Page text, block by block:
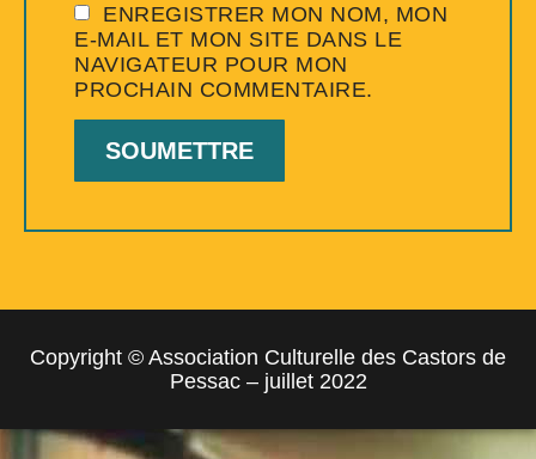
ENREGISTRER MON NOM, MON
E-MAIL ET MON SITE DANS LE
NAVIGATEUR POUR MON
PROCHAIN COMMENTAIRE.
Copyright © Association Culturelle des Castors de
Pessac – juillet 2022